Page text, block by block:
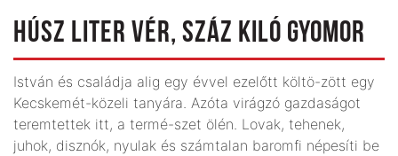
HÚSZ LITER VÉR, SZÁZ KILÓ GYOMOR
István és családja alig egy évvel ezelőtt költö-zött egy
Kecskemét-közeli tanyára. Azóta virágzó gazdaságot
teremtettek itt, a termé-szet ölén. Lovak, tehenek,
juhok, disznók, nyulak és számtalan baromfi népesíti be